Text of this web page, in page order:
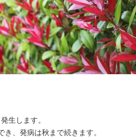
生します。
、発病は秋まで続きます。